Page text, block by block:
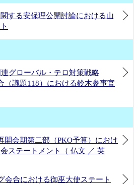
する安保理公開討論における山
グローバル・テロ対策戦略
（議題118）における鈴木参事官
開会期第二部（PKO予算）におけ
ステートメント（ 仏文 ／ 英
会合における御巫大使ステート